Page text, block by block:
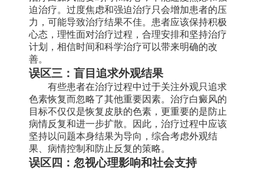
迫治疗。过度焦虑和强迫治疗只会增加患者的压
力，可能导致治疗结果不佳。患者应该保持积极
心态，理性面对治疗过程，合理安排和坚持治疗
计划，相信时间和科学治疗可以带来明确的改
善。
误区三：盲目追求外观结果
有些患者在治疗过程中过于关注外观只追求
色素恢复而忽略了其他重要因素。治疗白癜风的
目标不仅仅是恢复皮肤的色素，更重要的是防止
病情反复和进一步扩散。因此，治疗过程中应该
坚持以问题本身结果为导向，综合考虑外观结
果、病情控制和防止反复的策略。
误区四：忽视心理影响和社会支持